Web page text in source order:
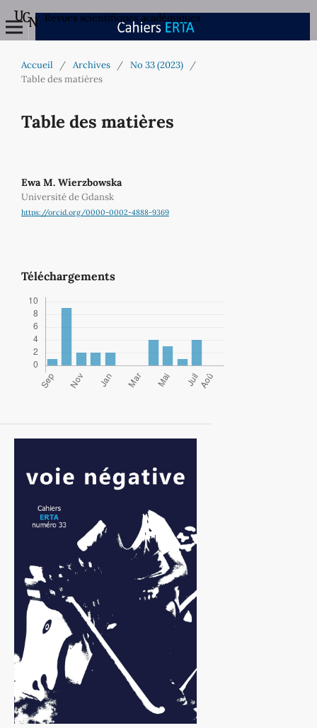
Revues scientifiques académiques
Accueil / Archives / No 33 (2023)
/
Table des matières
Table des matières
Ewa M. Wierzbowska
Université de Gdansk
https://orcid.org/0000-0002-4888-9369
Téléchargements